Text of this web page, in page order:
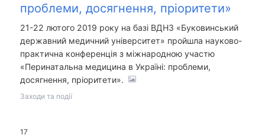
проблеми, досягнення, пріоритети»
21-22 лютого 2019 року на базі ВДНЗ «Буковинський
державний медичний університет» пройшла науково-
практична конференція з міжнародною участю
«Перинатальна медицина в Україні: проблеми,
досягнення, пріоритети».
Заходи та події
17